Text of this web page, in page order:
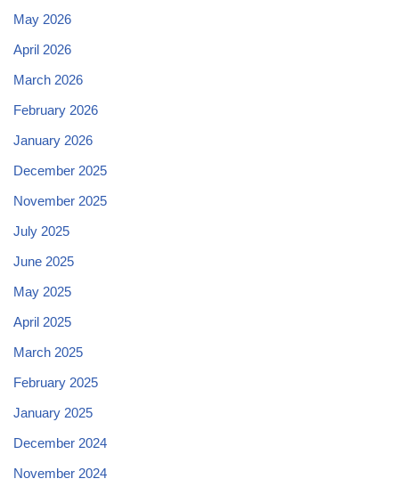
May 2026
April 2026
March 2026
February 2026
January 2026
December 2025
November 2025
July 2025
June 2025
May 2025
April 2025
March 2025
February 2025
January 2025
December 2024
November 2024